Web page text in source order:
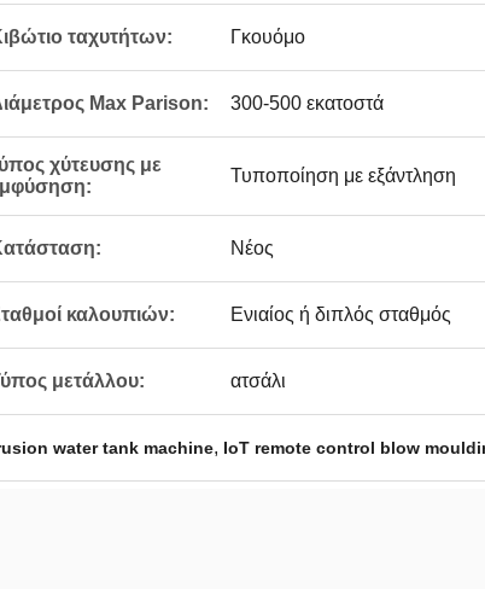
ταχυτήτων: Γκουόμο
Max Parison: 300-500 εκατοστά
χύτευσης με
Τυποποίηση με εξάντληση
Νέος
καλουπιών: Ενιαίος ή διπλός σταθμός
μετάλλου: ατσάλι
water tank machine, IoT remote control blow